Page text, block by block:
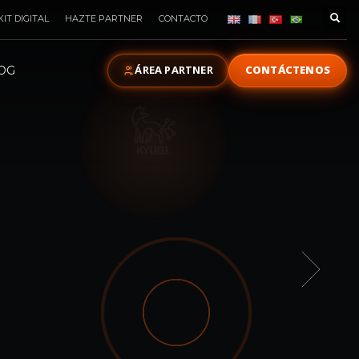
DIGITAL HAZTE PARTNER CONTACTO
ÁREA PARTNER CONTÁCTENOS